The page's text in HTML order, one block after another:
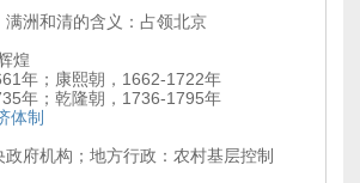
满洲和清的含义：占领北京
煌
年；康熙朝，1662-1722年
年；乾隆朝，1736-1795年
体制
府机构；地方行政：农村基层控制